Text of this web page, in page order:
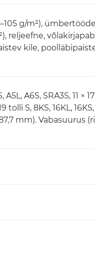
g/m²),
reljeefne,
kile,
A6S, SRA3S, 11 ×
19 tolli S, 8KS, 16KL,
mm). Vabasuurus